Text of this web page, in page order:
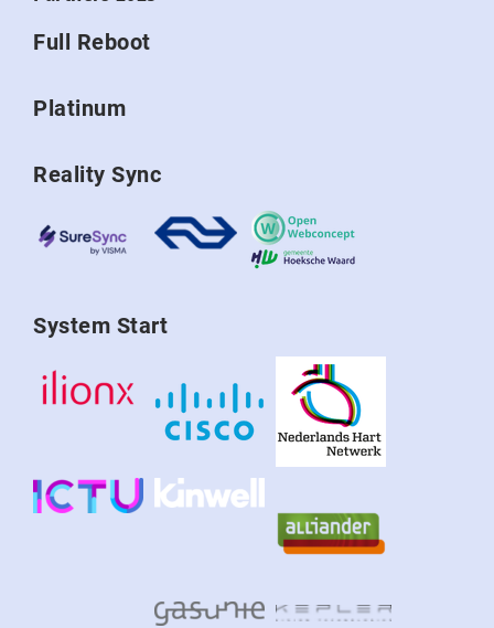
Full Reboot
Platinum
Reality Sync
System Start